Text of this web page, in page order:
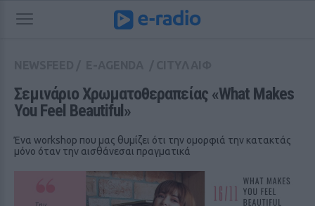
Σεμινάριο Χρωματοθεραπείας «What Makes
You Feel Beautiful»
Ένα workshop που μας θυμίζει ότι την ομορφιά την κατακτάς
μόνο όταν την αισθάνεσαι πραγματικά